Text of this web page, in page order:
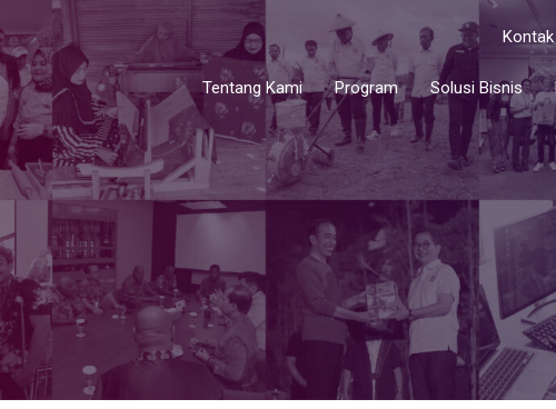
Kontak
Tentang Kami Program Solusi Bisnis